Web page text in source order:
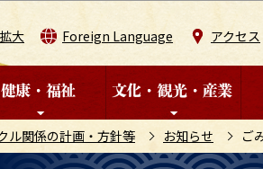
大 Foreign Language アクセス
ル関係の計画・方針等 お知らせ ご